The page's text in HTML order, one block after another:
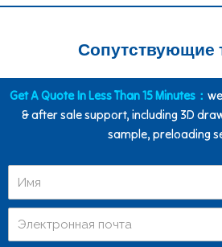
Сопутствующие
Get A Quote In Less Than 15 Minutes：
& after sale support, including 3D
sample, preloading